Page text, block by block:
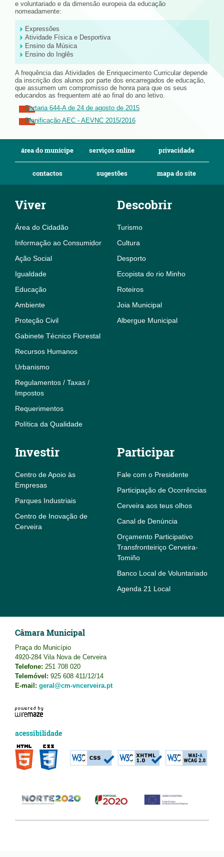
e voluntariado e da dimensão europeia da educação
nomeadamente:
Expressões
Atividade Física e Desportiva
Ensino da Música
Ensino do Inglês
A frequência das Atividades de Enriquecimento Curricular depende
da inscrição dos alunos por parte dos encarregados de educação,
que assumem um compromisso de honra para que os seus
educandos as frequentem até ao final do ano letivo.
Portaria 644-A de 24 de agosto de 2015
Planificação AEC - AEVNC 2015/2016
área do munícipe serviços online privacidade
contactos sugestões mapa do site
Viver
Área do Cidadão
Informação ao Consumidor
Ação Social
Igualdade
Educação
Ambiente
Proteção Civil
Gabinete Técnico Florestal
Recursos Humanos
Urbanismo
Regulamentos / Taxas /
Impostos
Requerimentos
Política da Qualidade
Descobrir
Turismo
Cultura
Desporto
Ecopista do rio Minho
Roteiros
Joia Municipal
Albergue Municipal
Investir
Centro de Apoio às
Empresas
Parques Industriais
Centro de Inovação de
Cerveira
Participar
Fale com o Presidente
Participação de Ocorrências
Cerveira aos teus olhos
Canal de Denúncia
Orçamento Participativo
Transfronteiriço Cerveira-
Tomiño
Banco Local de Voluntariado
Agenda 21 Local
Câmara Municipal
Praça do Município
4920-284 Vila Nova de Cerveira
Telefone: 251 708 020
Telemóvel: 925 608 411/12/14
E-mail: geral@cm-vncerveira.pt
acessibilidade